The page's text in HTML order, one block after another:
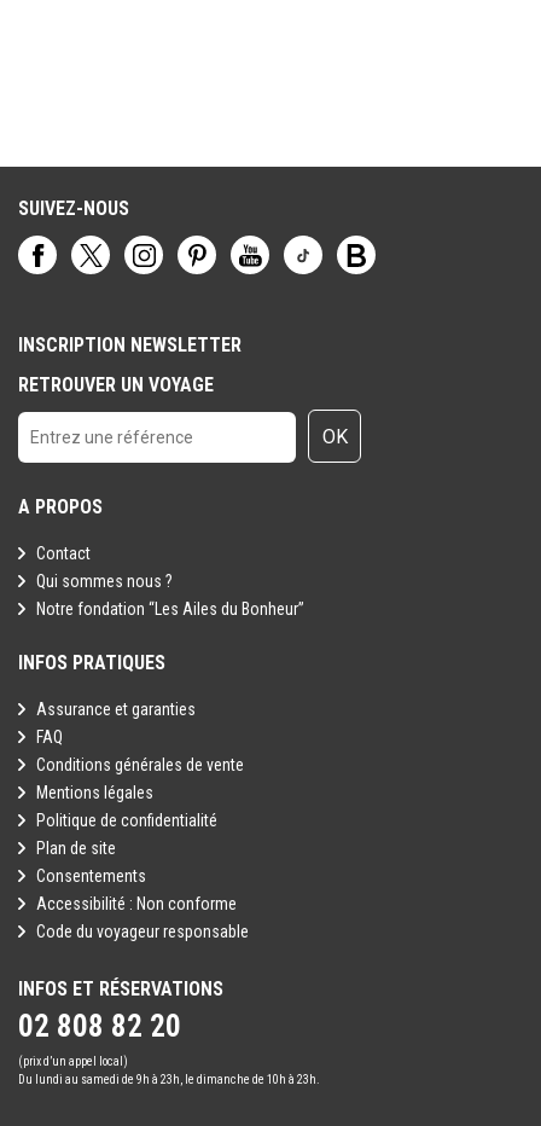
SUIVEZ-NOUS
INSCRIPTION NEWSLETTER
RETROUVER UN VOYAGE
OK
A PROPOS
Contact
Qui sommes nous ?
Notre fondation “Les Ailes du Bonheur”
INFOS PRATIQUES
Assurance et garanties
FAQ
Conditions générales de vente
Mentions légales
Politique de confidentialité
Plan de site
Consentements
Accessibilité : Non conforme
Code du voyageur responsable
INFOS ET RÉSERVATIONS
02 808 82 20
(prix d’un appel local)
Du lundi au samedi de 9h à 23h, le dimanche de 10h à 23h.